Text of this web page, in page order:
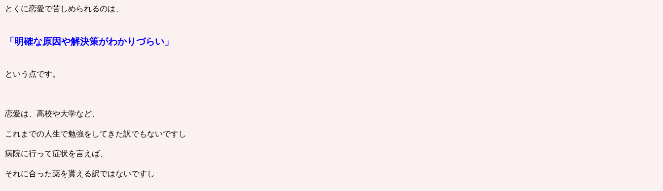
とくに恋愛で苦しめられるのは、
「明確な原因や解決策がわかりづらい」
という点です。
恋愛は、高校や大学など、
これまでの人生で勉強をしてきた訳でもないですし
病院に行って症状を言えば、
それに合った薬を貰える訳ではないですし